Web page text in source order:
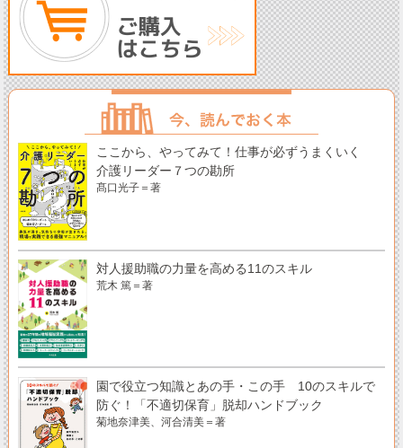
ここから、やってみて！仕事が必ずうまくいく
介護リーダー７つの勘所
髙口光子＝著
対人援助職の力量を高める11のスキル
荒木 篤＝著
園で役立つ知識とあの手・この手 10のスキルで
防ぐ！「不適切保育」脱却ハンドブック
菊地奈津美、河合清美＝著